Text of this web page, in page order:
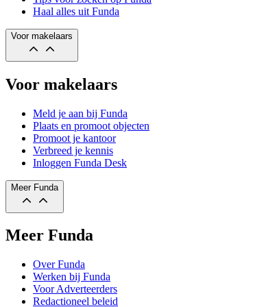
Haal alles uit Funda
Voor makelaars
Voor makelaars
Meld je aan bij Funda
Plaats en promoot objecten
Promoot je kantoor
Verbreed je kennis
Inloggen Funda Desk
Meer Funda
Meer Funda
Over Funda
Werken bij Funda
Voor Adverteerders
Redactioneel beleid